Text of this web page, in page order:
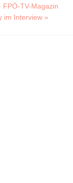
TV-Magazin
im Interview »